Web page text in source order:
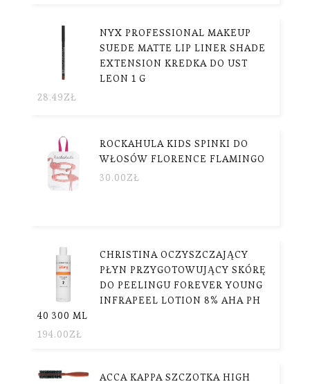
NYX PROFESSIONAL MAKEUP
SUEDE MATTE LIP LINER SHADE
EXTENSION KREDKA DO UST
LEON 1 G
28.49ZŁ
ROCKAHULA KIDS SPINKI DO
WŁOSÓW FLORENCE FLAMINGO
30.00ZŁ
CHRISTINA OCZYSZCZAJĄCY
PŁYN PRZYGOTOWUJĄCY SKÓRĘ
DO PEELINGU FOREVER YOUNG
INFRAPEEL LOTION 8% AHA PH
40 300 ML
194.00ZŁ
ACCA KAPPA SZCZOTKA HIGH